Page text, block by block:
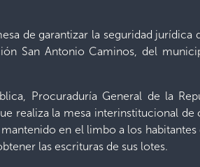
de garantizar la seguridad jurídica
San Antonio Caminos, del
Procuraduría General de la
realiza la mesa interinstitucional
en el limbo a los
las escrituras de sus lotes.